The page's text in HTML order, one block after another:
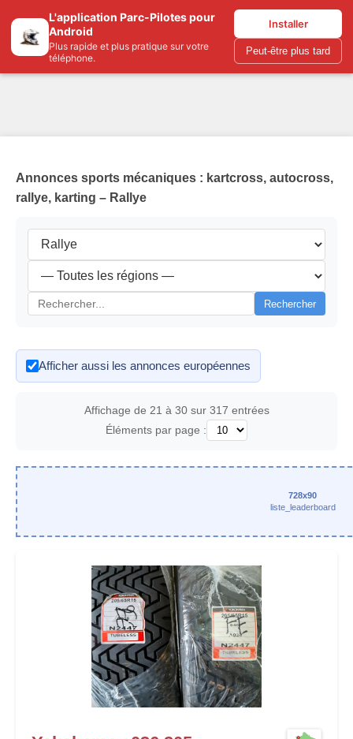
L'application Parc-Pilotes pour
Android
Plus rapide et plus pratique sur votre
téléphone.
Installer
Peut-être plus tard
Parc-pilotes.com
Annonces sports mécaniques : kartcross, autocross,
rallye, karting – Rallye
Rechercher
Afficher aussi les annonces européennes
Affichage de 21 à 30 sur 317 entrées
Éléments par page :
728x90
liste_leaderboard